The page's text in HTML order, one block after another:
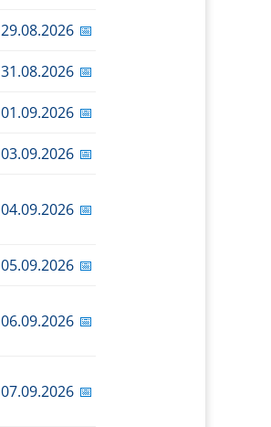
29.08.2026 📅
31.08.2026 📅
01.09.2026 📅
03.09.2026 📅
04.09.2026 📅
05.09.2026 📅
06.09.2026 📅
07.09.2026 📅